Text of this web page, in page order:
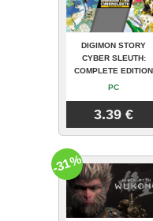
DIGIMON STORY
CYBER SLEUTH:
COMPLETE EDITION
PC
3.39 €
-31%